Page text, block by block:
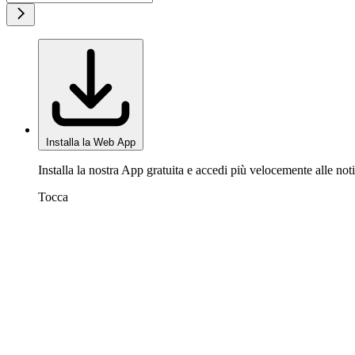
Installa la Web App
Installa la nostra App gratuita e accedi più velocemente alle
Tocca